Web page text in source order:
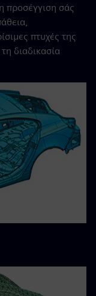
προσέγγιση σάς
πτυχές της
διαδικασία